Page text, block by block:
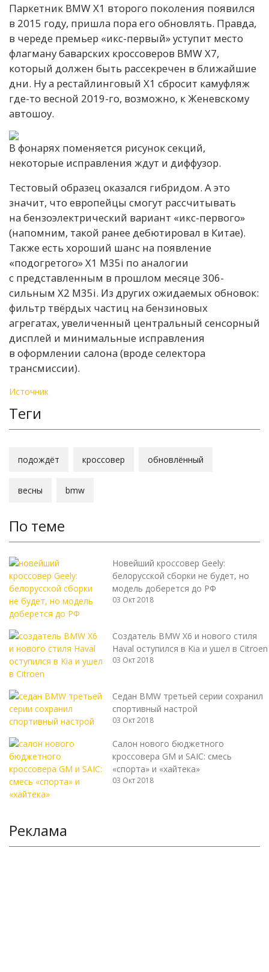
Паркетник BMW X1 второго поколения появился
в 2015 году, пришла пора его обновлять. Правда,
в череде премьер «икс-первый» уступит место
флагману баварских кроссоверов BMW X7,
который должен быть рассекречен в ближайшие
дни. Ну а рестайлинговый X1 сбросит камуфляж
где-то весной 2019-го, возможно, к Женевскому
автошоу.
В фонарях поменяется рисунок секций,
некоторые исправления ждут и диффузор.
Тестовый образец оказался гибридом. А это
значит, что европейцы смогут рассчитывать
на бензоэлектрический вариант «икс-первого»
(напомним, такой ранее дебютировал в Китае).
Также есть хороший шанс на появление
«подогретого» X1 M35i по аналогии
с представленным в прошлом месяце 306-
сильным X2 M35i. Из других ожидаемых обновок:
фильтр твёрдых частиц на бензиновых
агрегатах, увеличенный центральный сенсорный
дисплей и минимальные исправления
в оформлении салона (вроде селектора
трансмиссии).
Источник
Теги
подождёт кроссовер обновлённый
весны bmw
По теме
Новейший кроссовер Geely:
белорусской сборки не будет, но
модель доберется до РФ
03 Окт 2018
Создатель BMW X6 и нового стиля
Haval оступился в Kia и ушел в Citroen
03 Окт 2018
Седан BMW третьей серии сохранил
спортивный настрой
03 Окт 2018
Салон нового бюджетного
кроссовера GM и SAIC: смесь
«спорта» и «хайтека»
03 Окт 2018
Реклама